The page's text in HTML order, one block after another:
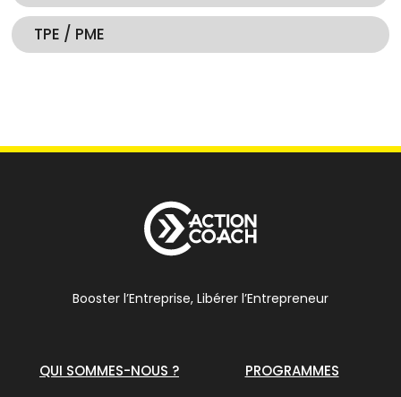
TPE / PME
Booster l’Entreprise, Libérer l’Entrepreneur
QUI SOMMES-NOUS ? PROGRAMMES